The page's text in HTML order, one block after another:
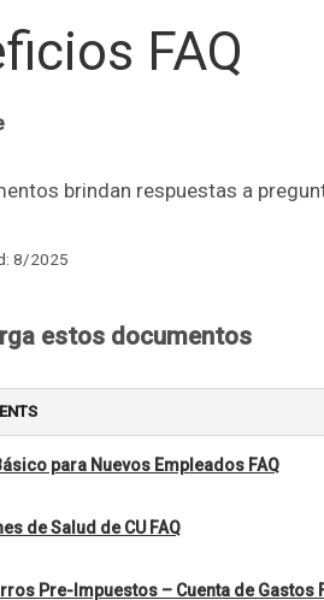
FAQ
brindan respuestas a
8/2025
estos documentos
para Nuevos Empleados FAQ
de Salud de CU FAQ
Pre-Impuestos – Cuenta de Gastos